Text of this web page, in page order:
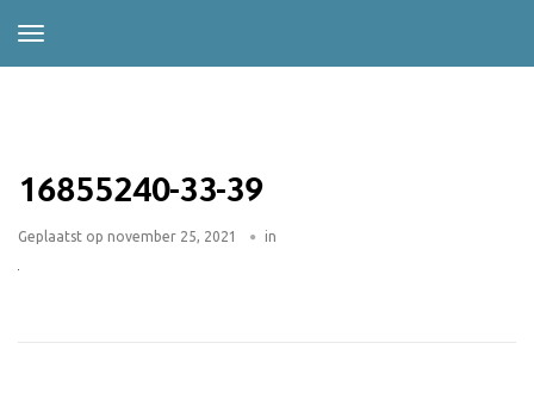
16855240-33-39
Geplaatst op november 25, 2021 in